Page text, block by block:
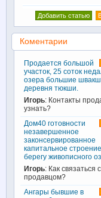
Добавить статью
Коментарии
Продается большой
участок, 25 соток
озера большие
деревня тюкши.
Игорь: Контакты
узнать?
Дом40 готовности
незавершенное
законсервированное
капитальное
берегу живописного
Игорь: Как связаться с
продавцом?
Ангары бывшие в